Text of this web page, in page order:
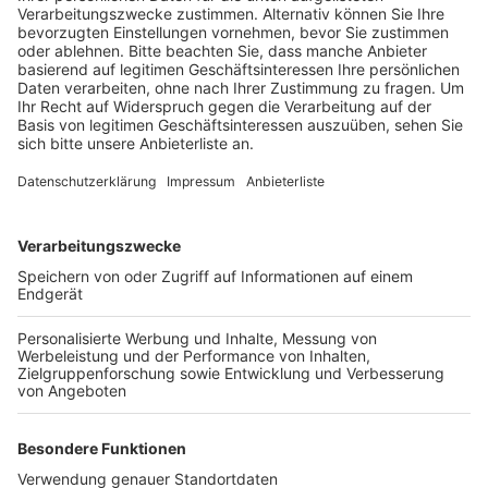
Veröffentlicht:Donnerstag, 18.01.2024 17:58
Anzeige
Die vier abgestorbenen Rosskastanien und eine
Insekten, Flechten und Moose. Außerdem dienen die
toten Bäume Fledermäusen als Unterschlupf, und
Spechte und Kleiber finden dort Nahrung. Für die
Besucher des Friedhofs besteht laut Stadt keine
Gefahr durch die abgestorbenen Bäume, denn hier
können keine Äste mehr herabfallen. Die Bäume
werden in vielen Jahren einfach in sich zusammen
fallen.
Anzeige